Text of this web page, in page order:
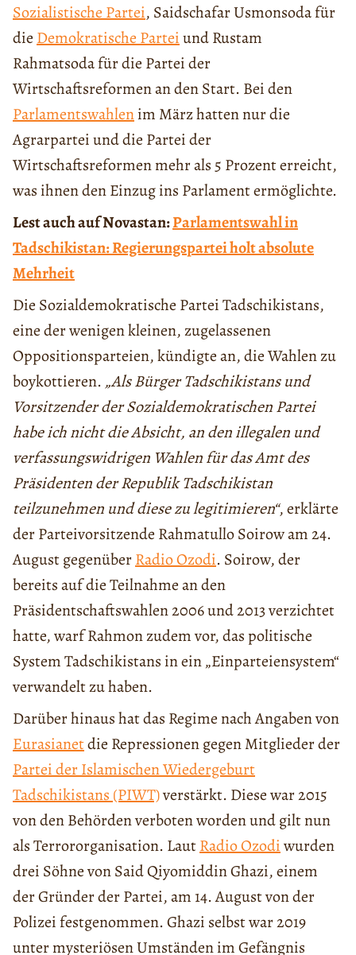
Sozialistische Partei, Saidschafar Usmonsoda für
die Demokratische Parteiund Rustam
Rahmatsoda für die Partei der
Wirtschaftsreformen an den Start. Bei den
Parlamentswahlenim März hatten nur die
Agrarpartei und die Partei der
Wirtschaftsreformen mehr als 5 Prozent erreicht,
was ihnen den Einzug ins Parlament ermöglichte.
Lest auch auf Novastan:Parlamentswahl in
Tadschikistan: Regierungspartei holt absolute
Mehrheit
Die Sozialdemokratische Partei Tadschikistans,
eine der wenigen kleinen, zugelassenen
Oppositionsparteien, kündigte an, die Wahlen zu
boykottieren. „Als Bürger Tadschikistans und
Vorsitzender der Sozialdemokratischen Partei
habe ich nicht die Absicht, an den illegalen und
verfassungswidrigen Wahlen für das Amt des
Präsidenten der Republik Tadschikistan
teilzunehmen und diese zu legitimieren“, erklärte
der Parteivorsitzende Rahmatullo Soirow am 24.
August gegenüberRadio Ozodi. Soirow, der
bereits auf die Teilnahme an den
Präsidentschaftswahlen 2006 und 2013 verzichtet
hatte, warf Rahmon zudem vor, das politische
System Tadschikistans in ein „Einparteiensystem“
verwandelt zu haben.
Darüber hinaus hat das Regime nach Angaben von
Eurasianetdie Repressionen gegen Mitglieder der
Partei der Islamischen Wiedergeburt
Tadschikistans (PIWT)verstärkt. Diese war 2015
von den Behörden verboten worden und gilt nun
als Terrororganisation. LautRadio Ozodiwurden
drei Söhne von Said Qiyomiddin Ghazi, einem
der Gründer der Partei, am 14. August von der
Polizei festgenommen. Ghazi selbst war 2019
unter mysteriösen Umständen im Gefängnis